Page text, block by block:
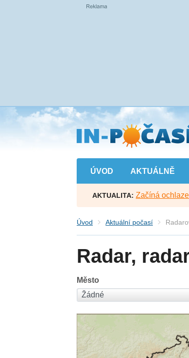
Přejít
na
hlavní
obsah
ÚVOD AKTUÁLNĚ
AKTUALITA: Začíná
Úvod Aktuální počasí
Radar,
Město